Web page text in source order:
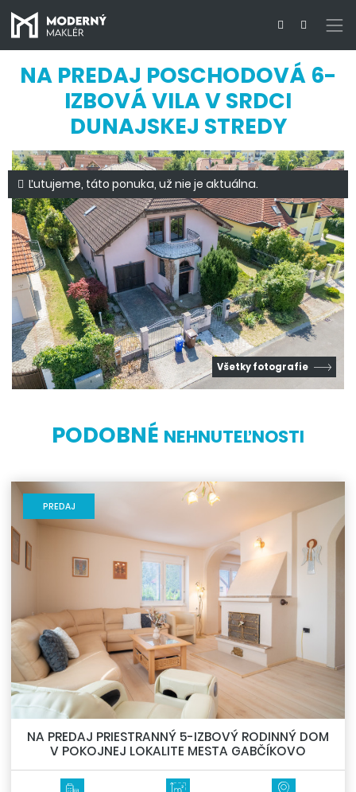
NA PREDAJ POSCHODOVÁ 6-
IZBOVÁ VILA V SRDCI
DUNAJSKEJ STREDY
Ľutujeme, táto ponuka, už nie je aktuálna.
Všetky fotografie
PODOBNÉ NEHNUTEĽNOSTI
PREDAJ
NA PREDAJ PRIESTRANNÝ 5-IZBOVÝ RODINNÝ DOM
V POKOJNEJ LOKALITE MESTA GABČÍKOVO